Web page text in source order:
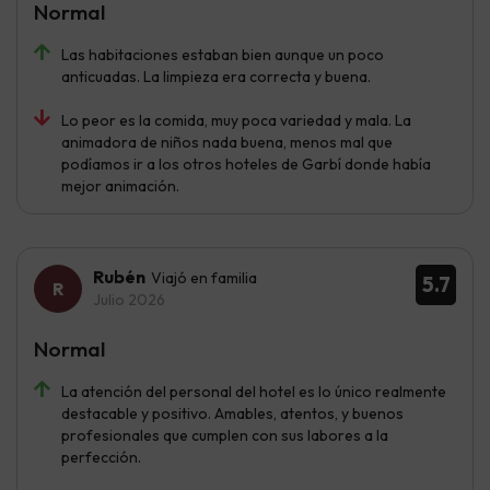
Las habitaciones estaban bien aunque un poco
anticuadas. La limpieza era correcta y buena.
Lo peor es la comida, muy poca variedad y mala. La
animadora de niños nada buena, menos mal que
podíamos ir a los otros hoteles de Garbí donde había
mejor animación.
Normal
5.7
Rubén Viajó en familia
Julio 2026
La atención del personal del hotel es lo único realmente
destacable y positivo. Amables, atentos, y buenos
profesionales que cumplen con sus labores a la
perfección.
Normal